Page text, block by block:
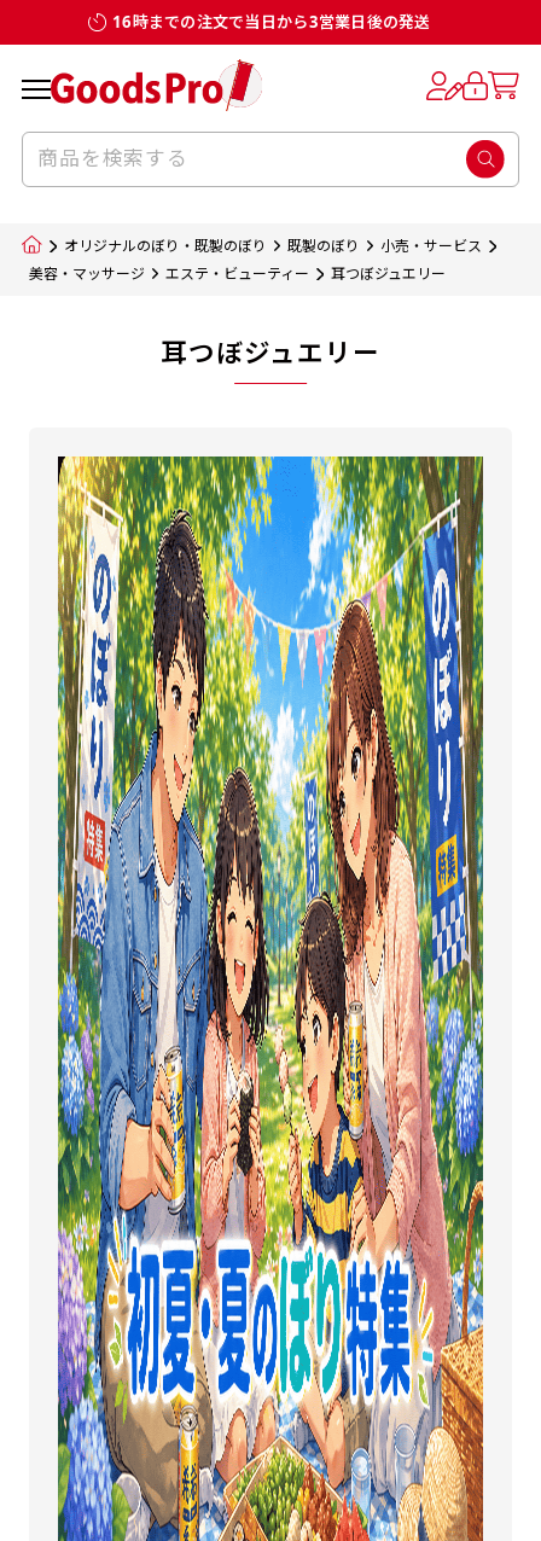
16時までの注文で当日から3営業日後の発送
オリジナルのぼり・既製のぼり 既製のぼり
小売・サービス
美容・マッサージ
エステ・ビューティー 耳つぼジュエリー
耳つぼジュエリー